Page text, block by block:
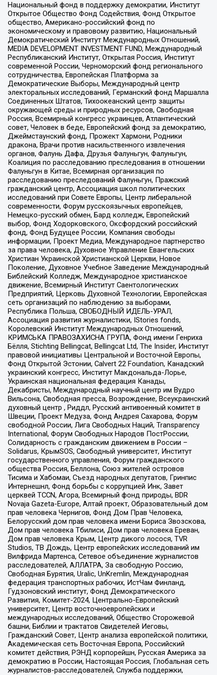
Национальный фонд в поддержку демократии, Институт
Открытое Общество Фонд Содействия, Фонд Открытое
общество, Американо-российский фонд по
экономическому и правовому развитию, Национальный
Демократический Институт Международных Отношений,
MEDIA DEVELOPMENT INVESTMENT FUND, Международный
Республиканский Институт, Открытая Россия, Институт
современной России, Черноморский фонд регионального
сотрудничества, Европейская Платформа за
Демократические Выборы, Международный центр
электоральных исследований, Германский фонд Маршалла
Соединенных Штатов, Тихоокеанский центр защиты
окружающей среды и природных ресурсов, Свободная
Россия, Всемирный конгресс украинцев, Атлантический
совет, Человек в беде, Европейский фонд за демократию,
Джеймстаунский фонд, Прожект Хармони, Родники
дракона, Врачи против насильственного извлечения
органов, Фалунь Дафа, Друзья Фалуньгун, Фалуньгун,
Коалиция по расследованию преследования в отношении
Фалуньгун в Китае, Всемирная организация по
расследованию преследований Фалуньгун, Пражский
гражданский центр, Ассоциация школ политических
исследований при Совете Европы, Центр либеральной
современности, Форум русскоязычных европейцев,
Немецко-русский обмен, Бард колледж, Европейский
выбор, Фонд Ходорковского, Оксфордский российский
фонд, Фонд Будущее России, Компания свободы
информации, Проект Медиа, Международное партнерство
за права человека, Духовное Управление Евангельских
Христиан Украинской Христианской Церкви, Новое
Поколение, Духовное Учебное Заведение Международный
Библейский Колледж, Международное христианское
движение, Всемирный Институт Саентологических
Предприятий, Церковь Духовной Технологии, Европейская
сеть организаций по наблюдению за выборами,
Республика Польша, СВОБОДНЫЙ ИДЕЛЬ-УРАЛ,
Ассоциация развития журналистики, IStories fonds,
Королевский Институт Международных Отношений,
КРИМСЬКА ПРАВОЗАХИСНА ГРУПА, Фонд имени Генриха
Бёлля, Stichting Bellingcat, Bellingcat Ltd, The Insider, Институт
правовой инициативы Центральной и Восточной Европы,
Фонд Открытой Эстонии, Calvert 22 Foundation, Канадский
украинский конгресс, Институт Макдональда-Лорье,
Украинская национальная федерация Канады,
Декабристы, Международный научный центр им Вудро
Вильсона, Свободная пресса, Возрождение, Всеукраинский
духовный центр , Риддл, Русский антивоенный комитет в
Швеции, Проект Медуза, Фонд Андрея Сахарова, Форум
свободной России, Лига Свободных Наций, Transparеncy
International, Форум Свободных Народов ПостРоссии,
Солидарность с гражданским движением в России –
Solidarus, КрымSOS, Свободный университет, Институт
государственного управления, Форум гражданского
общества Россия, Беллона, Союз жителей островов
Тисима и Хабомаи, Съезд народных депутатов, Гринпис
Интернешнл, Фонд борьбы с коррупцией Инк, Завет
церквей TCCN, Агора, Всемирный фонд природы, BDR
Novaja Gazeta-Europe, Алтай проект, Образовательный дом
прав человека Чернигов, Фонд Дом Прав Человека,
Белорусский дом прав человека имени Бориса Звозскова,
Дом прав человека Тбилиси, Дом прав человека Ереван,
Дом прав человека Крым, Центр дикого лосося, TVR
Studios, ТВ Дождь, Центр европейских исследований им
Вилфрида Мартенса, Сетевое объединение журналистов
расследователей, АЛЛАТРА, За свободную Россию,
Свободная Бурятия, Uralic, UnKremlin, Международная
федерация транспортных рабочих, ИстЧам Финланд,
Гудзоновский институт, Фонд Демократического
Развития, Комитет-2024, Центрально-Европейский
университет, Центр восточноевропейских и
международных исследований, Общество Сторожевой
башни, Библии и трактатов Свидетелей Иеговы,
Гражданский Совет, Центр анализа европейской политики,
Академическая сеть Восточная Европа, Российский
комитет действия, РЭНД корпорейшн, Русская Америка за
демократию в России, Настоящая Россия, Глобальная сеть
журналистов-расследователей, Служба поддержки,